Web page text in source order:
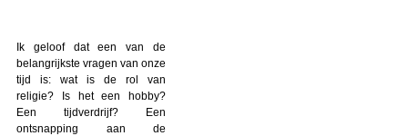
Ik geloof dat een van de
belangrijkste vragen van onze
tijd is: wat is de rol van
religie? Is het een hobby?
Een tijdverdrijf? Een
ontsnapping aan de